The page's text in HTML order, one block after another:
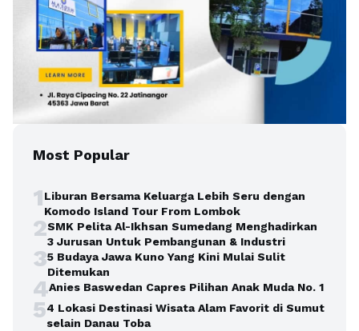
Most Popular
1Liburan Bersama Keluarga Lebih Seru dengan
Komodo Island Tour From Lombok
2SMK Pelita Al-Ikhsan Sumedang Menghadirkan
3 Jurusan Untuk Pembangunan & Industri
35 Budaya Jawa Kuno Yang Kini Mulai Sulit
Ditemukan
4Anies Baswedan Capres Pilihan Anak Muda No. 1
54 Lokasi Destinasi Wisata Alam Favorit di Sumut
selain Danau Toba